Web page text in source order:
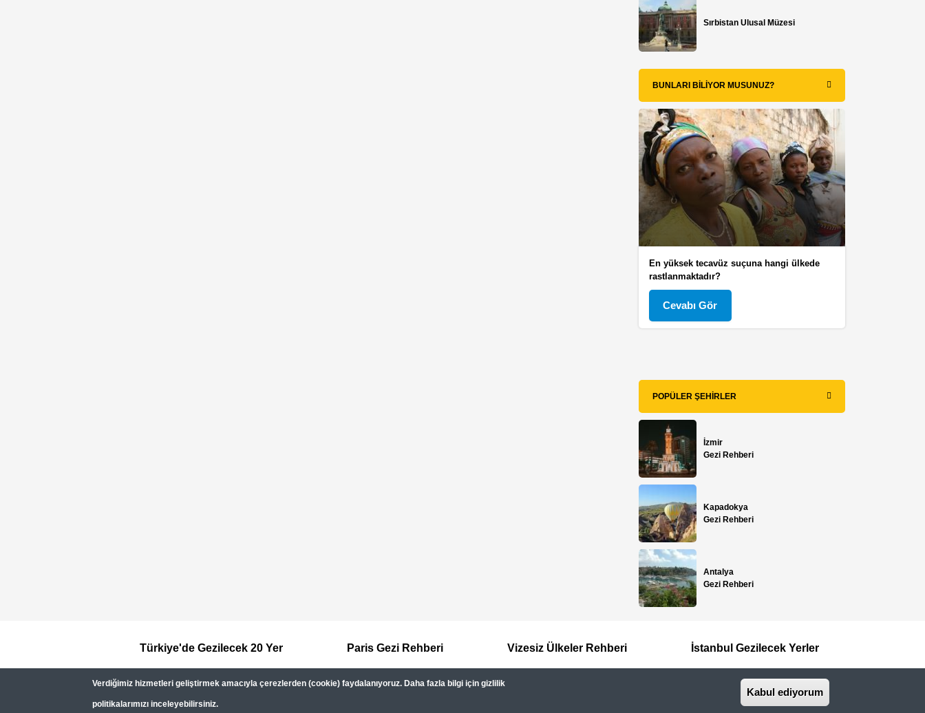
Sırbistan Ulusal Müzesi
BUNLARI BILIYOR MUSUNUZ?
En yüksek tecavüz suçuna hangi ülkede
rastlanmaktadır?
Cevabı Gör
POPÜLER ŞEHIRLER
İzmir
Gezi Rehberi
Kapadokya
Gezi Rehberi
Antalya
Gezi Rehberi
Footer
Top
Türkiye'de Gezilecek 20 Yer Paris Gezi Rehberi Vizesiz Ülkeler Rehberi İstanbul Gezilecek Yerler
Verdiğimiz hizmetleri geliştirmek amacıyla çerezlerden (cookie) faydalanıyoruz. Daha fazla bilgi için gizlilik
politikalarımızı inceleyebilirsiniz.
Kabul ediyorum